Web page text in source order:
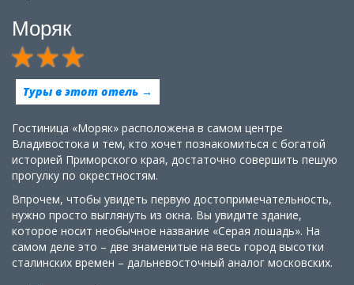
Моряк
Туры в этот отель →
Гостиница «Моряк» расположена в самом центре
Владивостока и тем, кто хочет познакомиться с богатой
историей Приморского края, достаточно совершить пешую
прогулку по окрестностям.
Впрочем, чтобы увидеть первую достопримечательность,
нужно просто выглянуть из окна. Вы увидите здание,
которое носит необычное название «Серая лошадь». На
самом деле это – две знаменитые на весь город высотки
сталинских времен – дальневосточный аналог московских.